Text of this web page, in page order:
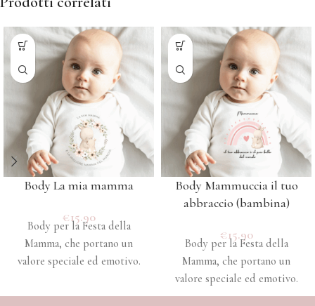
Body La mia mamma
€15.90
Body per la Festa della
Mamma, che portano un
valore speciale ed emotivo.
Body Mammuccia il tuo
abbraccio (bambina)
€15.90
Body per la Festa della
Mamma, che portano un
valore speciale ed emotivo.